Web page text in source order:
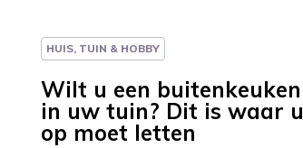
HUIS, TUIN & HOBBY
Wilt u een buitenkeuken
in uw tuin? Dit is waar u
op moet letten